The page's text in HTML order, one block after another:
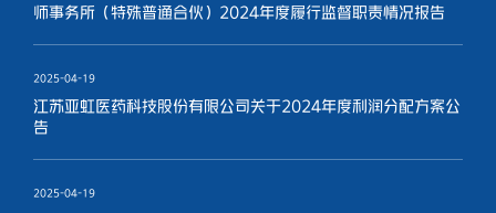
师事务所（特殊普通合伙）2024年度履行监督职责情况报告
2025-04-19
江苏亚虹医药科技股份有限公司关于2024年度利润分配方案公
告
2025-04-19